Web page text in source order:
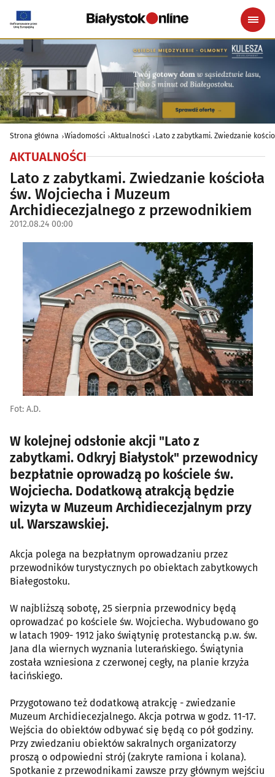
Strona główna Wiadomości Aktualności Lato z zabytkami. Zwiedzanie
AKTUALNOŚCI
Lato z zabytkami. Zwiedzanie kościoła
św. Wojciecha i Muzeum
Archidiecezjalnego z przewodnikiem
2012.08.24 00:00
Fot: A.D.
W kolejnej odsłonie akcji "Lato z
zabytkami. Odkryj Białystok" przewodnicy
bezpłatnie oprowadzą po kościele św.
Wojciecha. Dodatkową atrakcją będzie
wizyta w Muzeum Archidiecezjalnym przy
ul. Warszawskiej.
Akcja polega na bezpłatnym oprowadzaniu przez
przewodników turystycznych po obiektach zabytkowych
Białegostoku.
W najbliższą sobotę, 25 sierpnia przewodnicy będą
oprowadzać po kościele św. Wojciecha. Wybudowano go
w latach 1909- 1912 jako świątynię protestancką p.w. św.
Jana dla wiernych wyznania luterańskiego. Świątynia
została wzniesiona z czerwonej cegły, na planie krzyża
łacińskiego.
Przygotowano też dodatkową atrakcję - zwiedzanie
Muzeum Archidiecezjalnego. Akcja potrwa w godz. 11-17.
Wejścia do obiektów odbywać się będą co pół godziny.
Przy zwiedzaniu obiektów sakralnych organizatorzy
proszą o odpowiedni strój (zakryte ramiona i kolana).
Spotkanie z przewodnikami zawsze przy głównym wejściu